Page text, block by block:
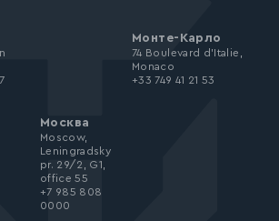
Монте-Карло
74 Boulevard d’Italie,
Monaco
+33 749 41 21 53
Москва
Moscow,
Leningradsky
pr. 29/2, G1,
office 55
+7 985 808
0000